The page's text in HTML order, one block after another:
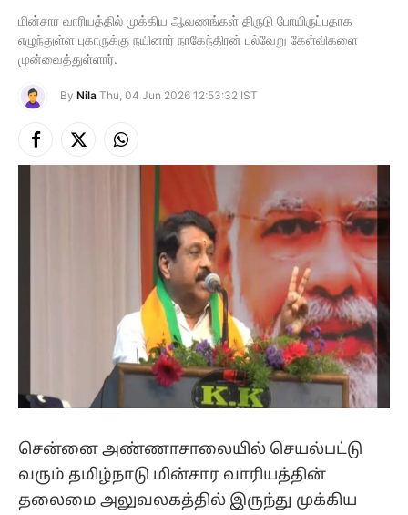
மின்சார வாரியத்தில் முக்கிய ஆவணங்கள் திருடு போயிருப்பதாக
எழுந்துள்ள புகாருக்கு நயினார் நாகேந்திரன் பல்வேறு கேள்விகளை
முன்வைத்துள்ளார்.
By Nila Thu, 04 Jun 2026 12:53:32 IST
Facebook
X
(Twitter)
Instagram
சென்னை அண்ணாசாலையில் செயல்பட்டு
வரும் தமிழ்நாடு மின்சார வாரியத்தின்
தலைமை அலுவலகத்தில் இருந்து முக்கிய